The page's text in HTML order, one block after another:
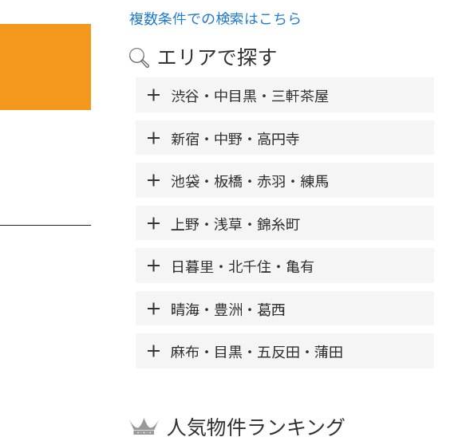
複数条件での検索はこちら
エリアで探す
渋谷・中目黒・三軒茶屋
新宿・中野・高円寺
池袋・板橋・赤羽・練馬
上野・浅草・錦糸町
日暮里・北千住・亀有
晴海・豊洲・葛西
麻布・目黒・五反田・蒲田
人気物件ランキング